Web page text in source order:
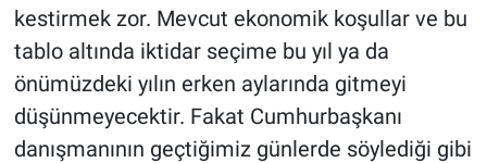
kestirmek zor. Mevcut ekonomik koşullar ve bu
tablo altında iktidar seçime bu yıl ya da
önümüzdeki yılın erken aylarında gitmeyi
düşünmeyecektir. Fakat Cumhurbaşkanı
danışmanının geçtiğimiz günlerde söylediği gibi